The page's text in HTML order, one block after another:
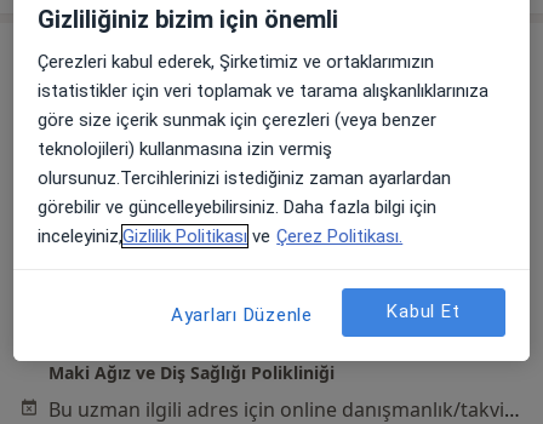
Dt. Sena Kurt Özyürek
Çiftlikköy Mahallesi Ali Kaya Mutlu Caddesi No:214/B Element Lal Apartmanı, Yenişehir •Harita
Maki Ağız ve Diş Sağlığı Polikliniği
Bu uzman ilgili adres için online danışmanlık/takvim sunmuyor.
Gizliliğiniz bizim için önemli
Çerezleri kabul ederek, Şirketimiz ve ortaklarımızın
istatistikler için veri toplamak ve tarama alışkanlıklarınıza
göre size içerik sunmak için çerezleri (veya benzer
teknolojileri) kullanmasına izin vermiş
olursunuz.Tercihlerinizi istediğiniz zaman ayarlardan
görebilir ve güncelleyebilirsiniz. Daha fazla bilgi için
inceleyiniz,Gizlilik Politikası ve Çerez Politikası.
Ayarları Düzenle Kabul Et